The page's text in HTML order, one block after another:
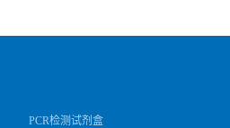
PCR检测试剂盒